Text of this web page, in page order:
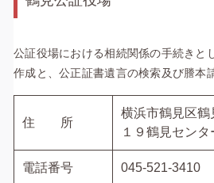
公証役場における相続関係の手続きと
作成と、公正証書遺言の検索及び謄本
住 所
横浜市鶴見区鶴
１９鶴見センタ
電話番号 045-521-3410